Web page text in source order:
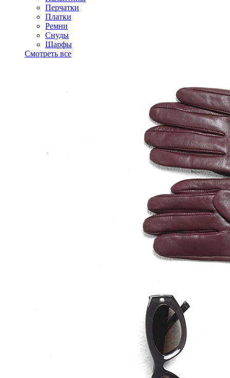
Перчатки
Платки
Ремни
Снуды
Шарфы
Смотреть все